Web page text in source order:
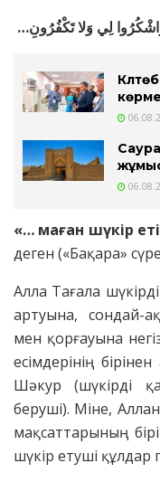
لِي وَلا تَكْفُرُونِ
«… маған шүкір
деген («Бақара»
Алла Тағала
артуына, сондай-
мен қорғауына
есімдерінің
Шәкур (шүкірді
беруші). Міне,
мақсаттарының
шүкір етуші құлдар